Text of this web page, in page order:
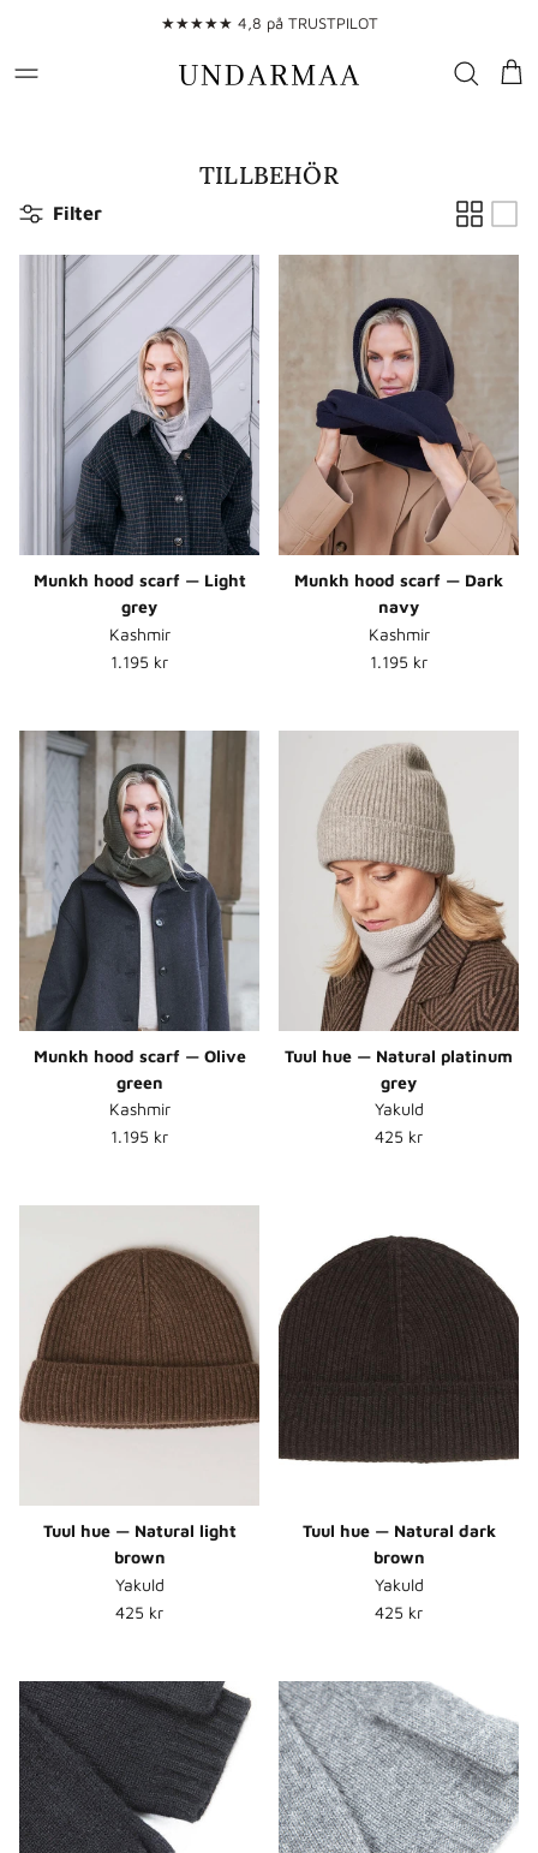
★★★★★ 4,8 på TRUSTPILOT
TILLBEHÖR
Filter
Munkh hood scarf — Light
grey
Kashmir
Normalpris
1.195 kr
Munkh hood scarf — Dark
navy
Kashmir
Normalpris
1.195 kr
Munkh hood scarf — Olive
green
Kashmir
Normalpris
1.195 kr
Tuul hue — Natural platinum
grey
Yakuld
Normalpris
425 kr
Tuul hue — Natural light
brown
Yakuld
Normalpris
425 kr
Tuul hue — Natural dark
brown
Yakuld
Normalpris
425 kr